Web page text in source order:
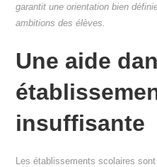
garantit une orientation bien
ambitions des élèves.
Une aide
insuffisante
Les établissements scolaires